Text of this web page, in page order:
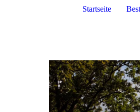
Startseite